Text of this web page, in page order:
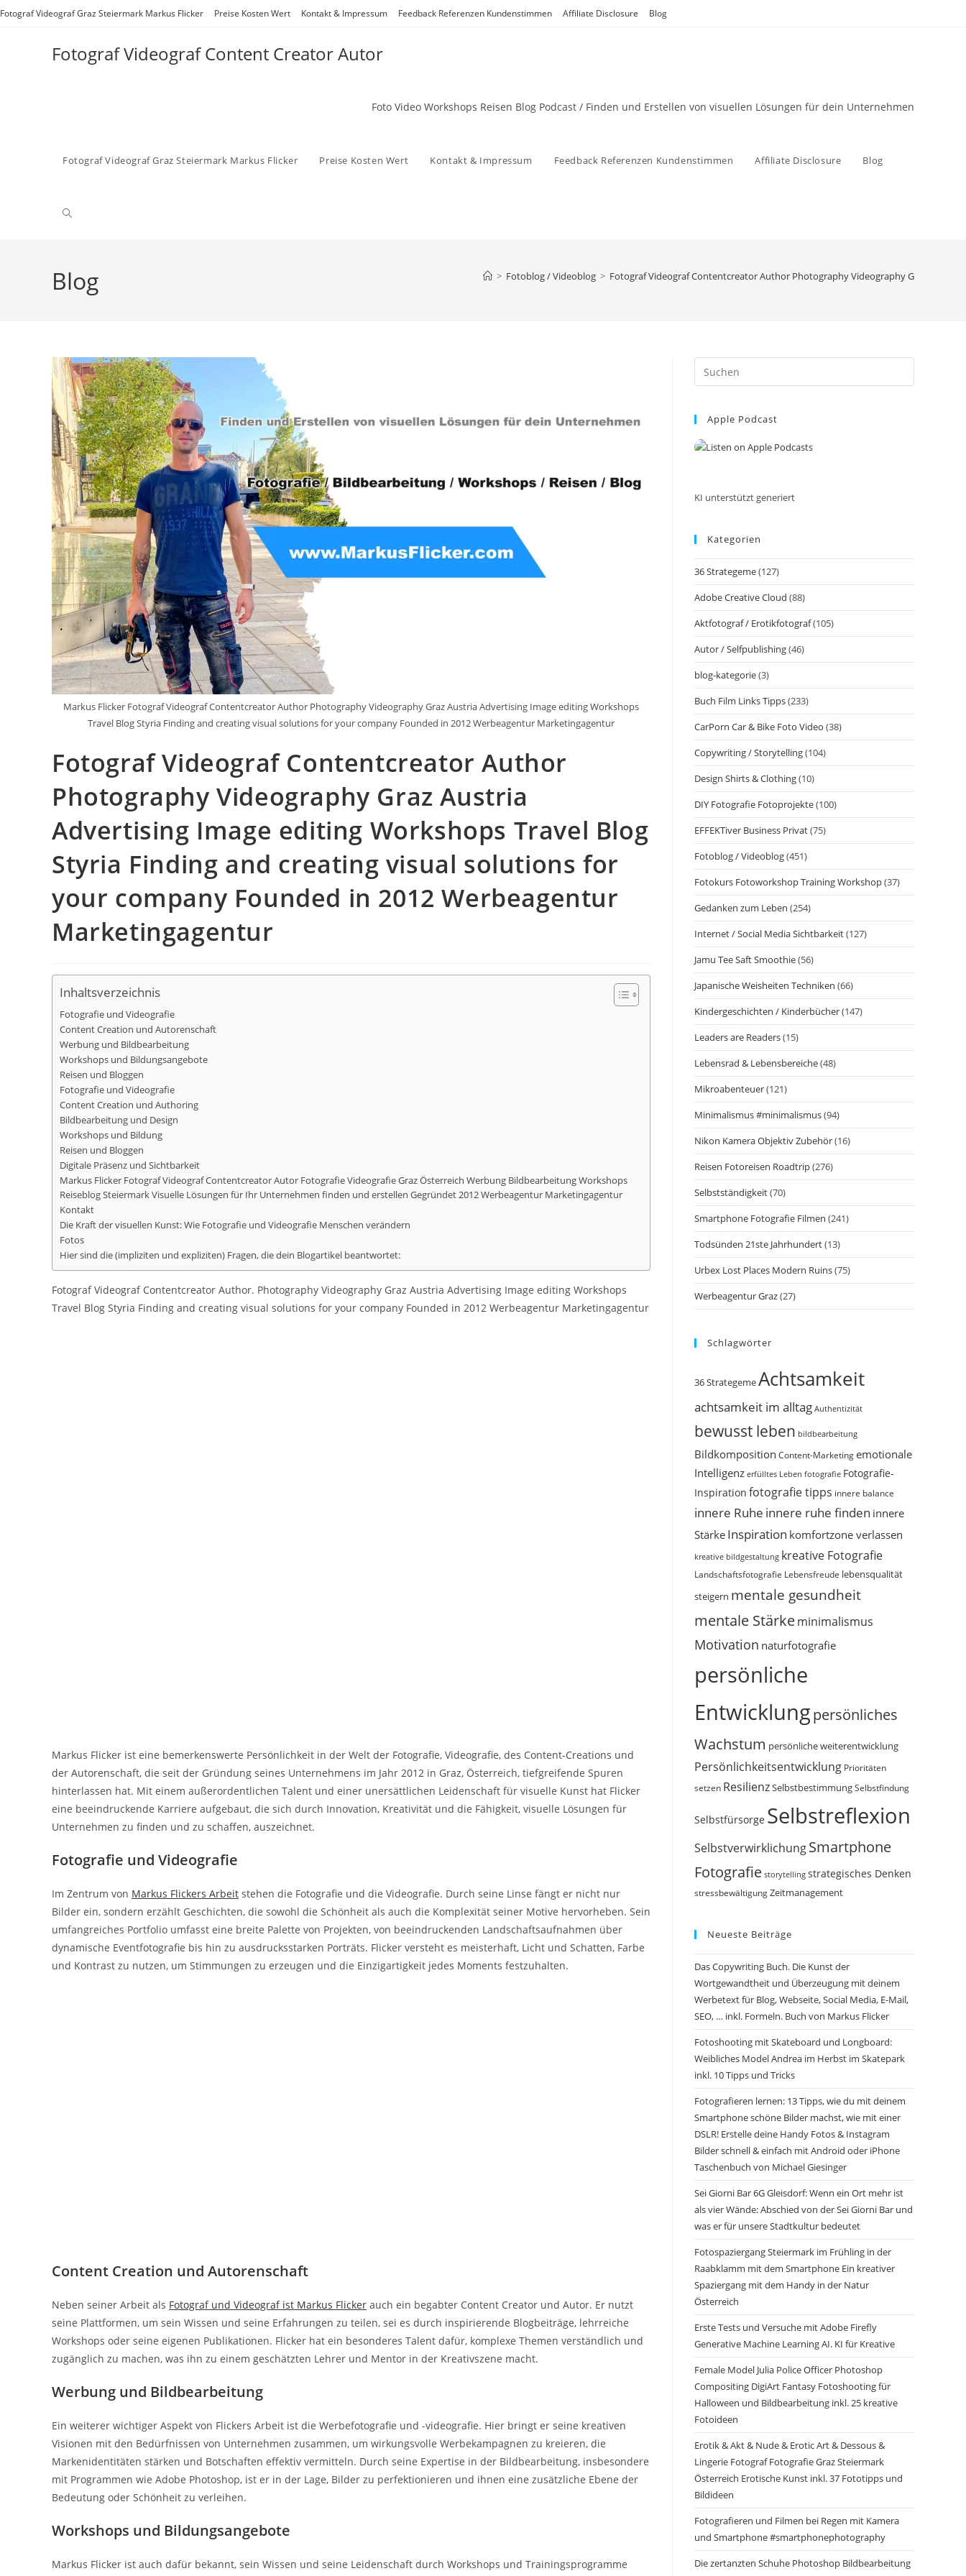
Zum
Fotograf Videograf Graz Steiermark Markus Flicker Preise Kosten Wert Kontakt & Impressum Feedback Referenzen Kundenstimmen Affiliate Disclosure Blog
Fotograf Videograf Content Creator Autor
Foto Video Workshops Reisen Blog Podcast / Finden und Erstellen von visuellen Lösungen für dein Unternehmen
Fotograf Videograf Graz Steiermark Markus Flicker Preise Kosten Wert Kontakt & Impressum Feedback Referenzen Kundenstimmen Affiliate Disclosure Blog
Website-
Blog > Fotoblog / Videoblog > Fotograf Videograf Contentcreator Author Photography Videography Graz
Markus Flicker Fotograf Videograf Contentcreator Author Photography Videography Graz Austria Advertising Image editing Workshops
Travel Blog Styria Finding and creating visual solutions for your company Founded in 2012 Werbeagentur Marketingagentur
Fotograf Videograf Contentcreator Author
Photography Videography Graz Austria
Advertising Image editing Workshops Travel Blog
Styria Finding and creating visual solutions for
your company Founded in 2012 Werbeagentur
Marketingagentur
Inhaltsverzeichnis
Fotografie und Videografie
Content Creation und Autorenschaft
Werbung und Bildbearbeitung
Workshops und Bildungsangebote
Reisen und Bloggen
Fotografie und Videografie
Content Creation und Authoring
Bildbearbeitung und Design
Workshops und Bildung
Reisen und Bloggen
Digitale Präsenz und Sichtbarkeit
Markus Flicker Fotograf Videograf Contentcreator Autor Fotografie Videografie Graz Österreich Werbung Bildbearbeitung Workshops
Reiseblog Steiermark Visuelle Lösungen für Ihr Unternehmen finden und erstellen Gegründet 2012 Werbeagentur Marketingagentur
Kontakt
Die Kraft der visuellen Kunst: Wie Fotografie und Videografie Menschen verändern
Fotos
Hier sind die (impliziten und expliziten) Fragen, die dein Blogartikel beantwortet:
Fotograf Videograf Contentcreator Author. Photography Videography Graz Austria Advertising Image editing Workshops
Travel Blog Styria Finding and creating visual solutions for your company Founded in 2012 Werbeagentur Marketingagentur
Markus Flicker ist eine bemerkenswerte Persönlichkeit in der Welt der Fotografie, Videografie, des Content-Creations und
der Autorenschaft, die seit der Gründung seines Unternehmens im Jahr 2012 in Graz, Österreich, tiefgreifende Spuren
hinterlassen hat. Mit einem außerordentlichen Talent und einer unersättlichen Leidenschaft für visuelle Kunst hat Flicker
eine beeindruckende Karriere aufgebaut, die sich durch Innovation, Kreativität und die Fähigkeit, visuelle Lösungen für
Unternehmen zu finden und zu schaffen, auszeichnet.
Fotografie und Videografie
Im Zentrum von Markus Flickers Arbeit stehen die Fotografie und die Videografie. Durch seine Linse fängt er nicht nur
Bilder ein, sondern erzählt Geschichten, die sowohl die Schönheit als auch die Komplexität seiner Motive hervorheben. Sein
umfangreiches Portfolio umfasst eine breite Palette von Projekten, von beeindruckenden Landschaftsaufnahmen über
dynamische Eventfotografie bis hin zu ausdrucksstarken Porträts. Flicker versteht es meisterhaft, Licht und Schatten, Farbe
und Kontrast zu nutzen, um Stimmungen zu erzeugen und die Einzigartigkeit jedes Moments festzuhalten.
Content Creation und Autorenschaft
Neben seiner Arbeit als Fotograf und Videograf ist Markus Flicker auch ein begabter Content Creator und Autor. Er nutzt
seine Plattformen, um sein Wissen und seine Erfahrungen zu teilen, sei es durch inspirierende Blogbeiträge, lehrreiche
Workshops oder seine eigenen Publikationen. Flicker hat ein besonderes Talent dafür, komplexe Themen verständlich und
zugänglich zu machen, was ihn zu einem geschätzten Lehrer und Mentor in der Kreativszene macht.
Werbung und Bildbearbeitung
Ein weiterer wichtiger Aspekt von Flickers Arbeit ist die Werbefotografie und -videografie. Hier bringt er seine kreativen
Visionen mit den Bedürfnissen von Unternehmen zusammen, um wirkungsvolle Werbekampagnen zu kreieren, die
Markenidentitäten stärken und Botschaften effektiv vermitteln. Durch seine Expertise in der Bildbearbeitung, insbesondere
mit Programmen wie Adobe Photoshop, ist er in der Lage, Bilder zu perfektionieren und ihnen eine zusätzliche Ebene der
Bedeutung oder Schönheit zu verleihen.
Workshops und Bildungsangebote
Markus Flicker ist auch dafür bekannt, sein Wissen und seine Leidenschaft durch Workshops und Trainingsprogramme
Escape
Apple Podcast
KI unterstützt generiert
Kategorien
36 Strategeme(127)
Adobe Creative Cloud (88)
Aktfotograf / Erotikfotograf(105)
Autor / Selfpublishing(46)
blog-kategorie(3)
Buch Film Links Tipps(233)
CarPorn Car & Bike Foto Video (38)
Copywriting / Storytelling(104)
Design Shirts & Clothing(10)
DIY Fotografie Fotoprojekte(100)
EFFEKTiver Business Privat(75)
Fotoblog / Videoblog(451)
Fotokurs Fotoworkshop Training Workshop(37)
Gedanken zum Leben (254)
Internet / Social Media Sichtbarkeit(127)
Jamu Tee Saft Smoothie(56)
Japanische Weisheiten Techniken (66)
Kindergeschichten / Kinderbücher(147)
Leaders are Readers(15)
Lebensrad & Lebensbereiche(48)
Mikroabenteuer(121)
Minimalismus #minimalismus(94)
Nikon Kamera Objektiv Zubehör(16)
Reisen Fotoreisen Roadtrip(276)
Selbstständigkeit(70)
Smartphone Fotografie Filmen (241)
Todsünden 21ste Jahrhundert(13)
Urbex Lost Places Modern Ruins(75)
Werbeagentur Graz(27)
Schlagwörter
36 StrategemeAchtsamkeit
achtsamkeit im alltag Authentizität
bewusst leben bildbearbeitung
Bildkomposition Content-Marketingemotionale
Intelligenz erfülltes Leben fotografie Fotografie-
Inspiration fotografie tipps innere balance
innere Ruhe innere ruhe finden innere
Stärke Inspiration komfortzone verlassen
kreative bildgestaltung kreative Fotografie
Landschaftsfotografie Lebensfreude lebensqualität
steigern mentale gesundheit
mentale Stärkeminimalismus
Motivation naturfotografie
persönliche
Entwicklungpersönliches
Wachstum persönliche weiterentwicklung
Persönlichkeitsentwicklung Prioritäten
setzen ResilienzSelbstbestimmungSelbstfindung
Selbstfürsorge Selbstreflexion
SelbstverwirklichungSmartphone
Fotografie storytelling strategisches Denken
stressbewältigung Zeitmanagement
Neueste Beiträge
Das Copywriting Buch. Die Kunst der
Wortgewandtheit und Überzeugung mit deinem
Werbetext für Blog, Webseite, Social Media, E-Mail,
SEO, … inkl. Formeln. Buch von Markus Flicker
Fotoshooting mit Skateboard und Longboard:
Weibliches Model Andrea im Herbst im Skatepark
inkl. 10 Tipps und Tricks
Fotografieren lernen: 13 Tipps, wie du mit deinem
Smartphone schöne Bilder machst, wie mit einer
DSLR! Erstelle deine Handy Fotos & Instagram
Bilder schnell & einfach mit Android oder iPhone
Taschenbuch von Michael Giesinger
Sei Giorni Bar 6G Gleisdorf: Wenn ein Ort mehr ist
als vier Wände: Abschied von der Sei Gior­ni Bar und
was er für unsere Stadtkultur bedeutet
Fotospaziergang Steiermark im Frühling in der
Raabklamm mit dem Smartphone Ein kreativer
Spaziergang mit dem Handy in der Natur
Österreich
Erste Tests und Versuche mit Adobe Firefly
Generative Machine Learning AI. KI für Kreative
Female Model Julia Police Officer Photoshop
Compositing DigiArt Fantasy Fotoshooting für
Halloween und Bildbearbeitung inkl. 25 kreative
Fotoideen
Erotik & Akt & Nude & Erotic Art & Dessous &
Lingerie Fotograf Fotografie Graz Steiermark
Österreich Erotische Kunst inkl. 37 Fototipps und
Bildideen
Fotografieren und Filmen bei Regen mit Kamera
und Smartphone #smartphonephotography
Die zertanzten Schuhe Photoshop Bildbearbeitung